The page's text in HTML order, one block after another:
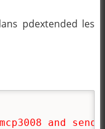
pdextended les
and send